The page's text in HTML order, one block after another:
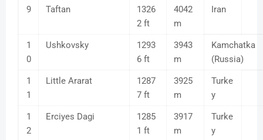
9 Taftan
1326
2 ft
4042
m
Iran
1
0
Ushkovsky
1293
6 ft
3943
m
Kamchatka
(Russia)
1
1
Little Ararat
1287
7 ft
3925
m
Turke
y
1
2
Erciyes Dagi
1285
1 ft
3917
m
Turke
y